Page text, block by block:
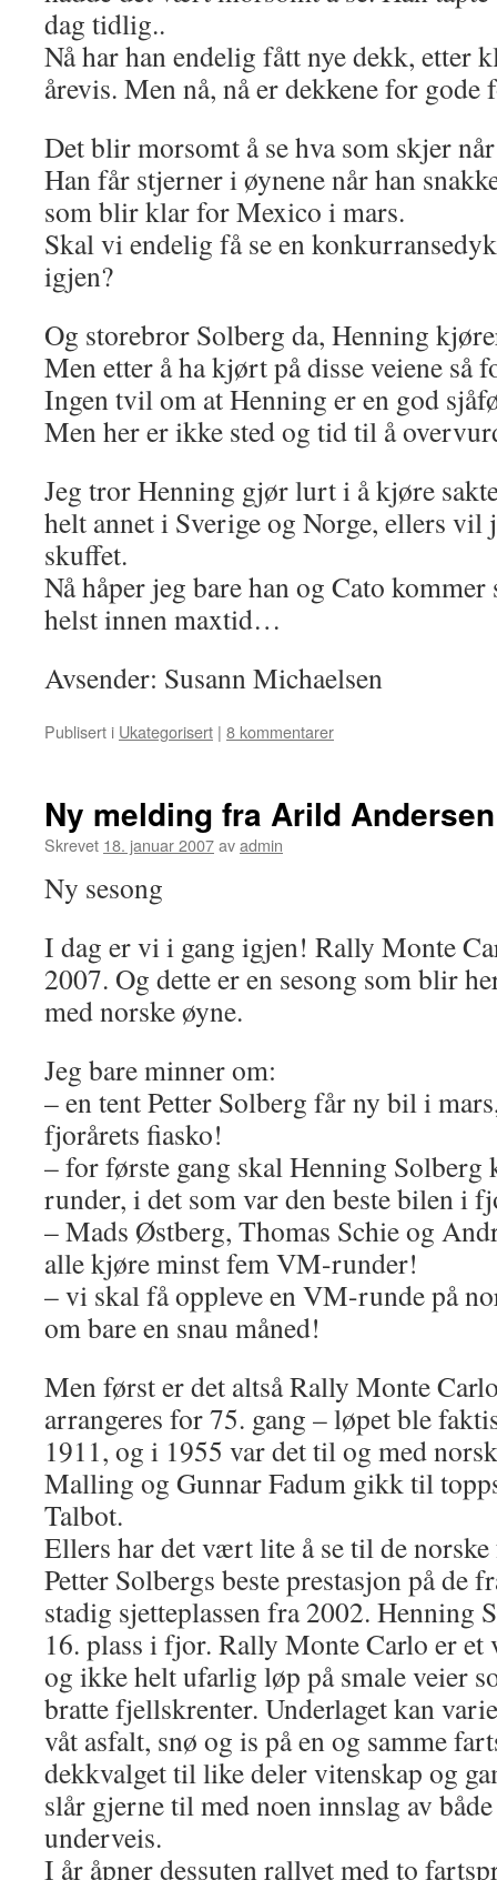
dag tidlig..
Nå har han endelig fått nye dekk, etter
årevis. Men nå, nå er dekkene for
Det blir morsomt å se hva som skjer
Han får stjerner i øynene når han
som blir klar for Mexico i mars.
Skal vi endelig få se en
igjen?
Og storebror Solberg da, Henning
Men etter å ha kjørt på disse veiene så
Ingen tvil om at Henning er en god
Men her er ikke sted og tid til å
Jeg tror Henning gjør lurt i å kjøre
helt annet i Sverige og Norge, ellers
skuffet.
Nå håper jeg bare han og Cato
helst innen maxtid…
Avsender: Susann Michaelsen
Publisert i Ukategorisert | 8 kommentarer
Ny melding fra Arild Andersen
Skrevet 18. januar 2007avadmin
Ny sesong
I dag er vi i gang igjen! Rally Monte
2007. Og dette er en sesong som blir
med norske øyne.
Jeg bare minner om:
– en tent Petter Solberg får ny bil i
fjorårets fiasko!
– for første gang skal Henning
runder, i det som var den beste bilen i
– Mads Østberg, Thomas Schie og
alle kjøre minst fem VM-runder!
– vi skal få oppleve en VM-runde på
om bare en snau måned!
Men først er det altså Rally Monte
arrangeres for 75. gang – løpet ble
1911, og i 1955 var det til og med
Malling og Gunnar Fadum gikk til
Talbot.
Ellers har det vært lite å se til de norske
Petter Solbergs beste prestasjon på de
stadig sjetteplassen fra 2002. Henning
16. plass i fjor. Rally Monte Carlo er
og ikke helt ufarlig løp på smale veier
bratte fjellskrenter. Underlaget kan
våt asfalt, snø og is på en og samme
dekkvalget til like deler vitenskap og
slår gjerne til med noen innslag av
underveis.
I år åpner dessuten rallyet med to